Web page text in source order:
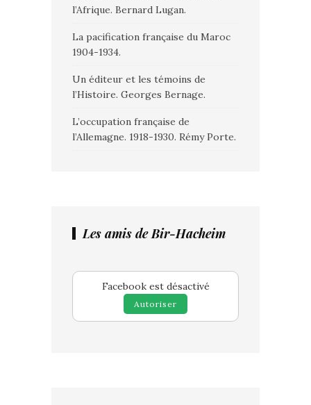
l’Afrique. Bernard Lugan.
La pacification française du Maroc
1904-1934.
Un éditeur et les témoins de
l’Histoire. Georges Bernage.
L’occupation française de
l’Allemagne. 1918-1930. Rémy Porte.
Les amis de Bir-Hacheim
Facebook est désactivé
Autoriser